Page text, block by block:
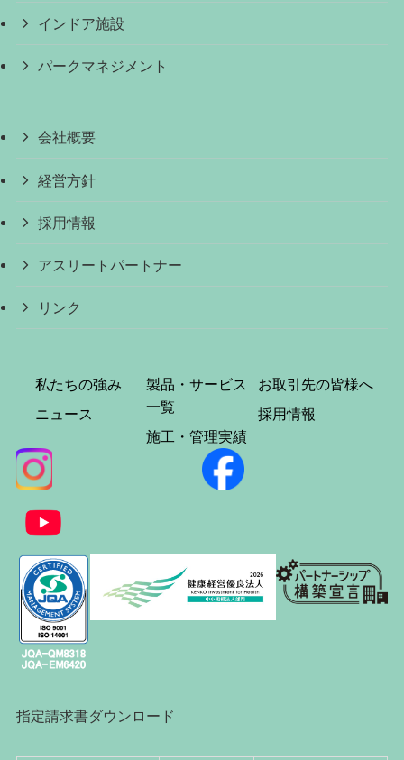
インドア施設
パークマネジメント
会社概要
経営方針
採用情報
アスリートパートナー
リンク
私たちの強み
ニュース
製品・サービス
一覧
施工・管理実績
お取引先の皆様へ
採用情報
指定請求書ダウンロード